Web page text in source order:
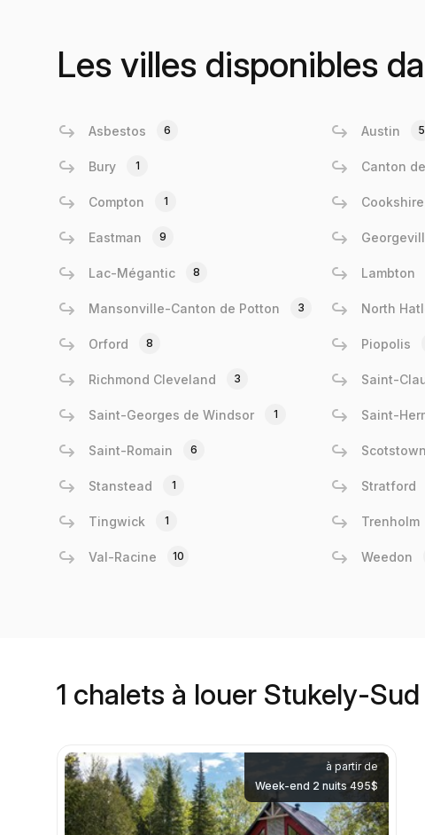
Les villes disponibles
Asbestos 6 Austin 5
Bury 1 Canton
Compton 1
Eastman 9
Lac-Mégantic 8 Lambton
Mansonville-Canton de Potton 3 North
Orford 8 Piopolis
Richmond Cleveland 3 Saint-
Saint-Georges de Windsor 1 Saint-
Saint-Romain 6 Scotstown
Stanstead 1 Stratford
Tingwick 1 Trenholm
Val-Racine 10 Weedon
1 chalets à louer Stukely-Sud
à partir de
Week-end 2 nuits 495$